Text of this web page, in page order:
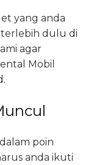
yang anda
terlebih dulu di
agar
Mobil
poin
anda ikuti